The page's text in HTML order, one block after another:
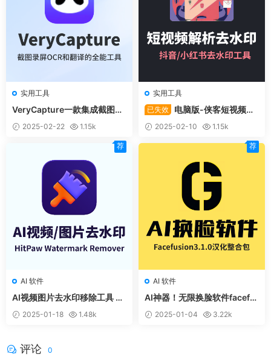
实用工具
VeryCapture一款集成截图录
屏OCR和翻译的全能工具
2025-02-22 1.15k
实用工具
已失效
电脑版-侠客短视频解
析去水印工具V5.0-支持国内
外众多短视频平台
2025-02-10 1.15k
AI 软件
AI视频图片去水印移除工具 Hi
tPaw Watermark Remover
2.1.2
2025-01-18 1.48k
荐
AI 软件
AI神器！无限换脸软件facefu
sion3.1.0最新汉化整合包
2025-01-04 3.22k
荐
评论 0